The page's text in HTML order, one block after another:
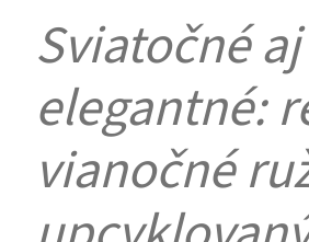
Sviatočné aj
elegantné:
vianočné